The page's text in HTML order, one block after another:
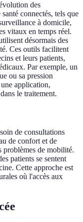
des
connectés, tels que
à domicile,
vitaux en temps réel.
désormais des
Ces outils facilitent
et leurs patients,
Par exemple, un
ou sa pression
application,
le traitement.
de consultations
de confort et de
problèmes de mobilité.
patients se sentent
Cette approche est
où l'accès aux